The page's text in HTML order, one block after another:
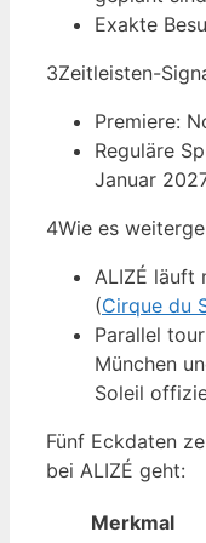
Exakte
3Zeitleisten-
Premiere:
Reguläre
Januar
4Wie es
ALIZÉ läuft
(Cirque du
Parallel
München
Soleil
Fünf Eckdaten
bei ALIZÉ geht:
Merkmal